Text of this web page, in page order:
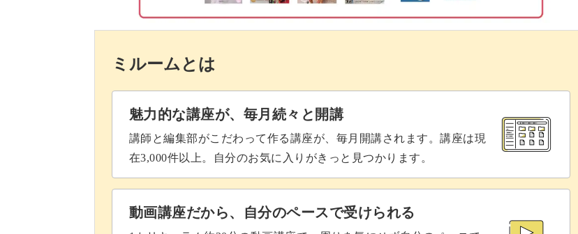
お好みでビジューやストーンなどのパーツ使いを工夫してきらびやかな雰囲気に仕上げ
ーしてサロンワークに活用してください♪
ミルームとは
魅力的な講座が、毎月続々と開講
講師と編集部がこだわって作る講座が、毎月開講されます。講座は現
在3,000件以上。自分のお気に入りがきっと見つかります。
動画講座だから、自分のペースで受けられる